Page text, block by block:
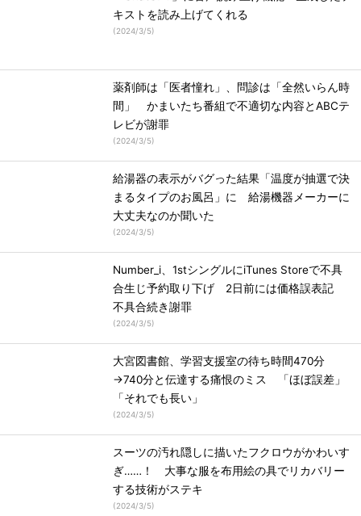
キストを読み上げてくれる
(2024/3/5)
薬剤師は「医者憧れ」、問診は「全然いらん時
間」 かまいたち番組で不適切な内容とABCテ
レビが謝罪
(2024/3/5)
給湯器の表示がバグった結果「温度が抽選で決
まるタイプのお風呂」に 給湯機器メーカーに
大丈夫なのか聞いた
(2024/3/5)
Number_i、1stシングルにiTunes Storeで不具
合生じ予約取り下げ 2日前には価格誤表記
不具合続き謝罪
(2024/3/5)
大宮図書館、学習支援室の待ち時間470分
→740分と伝達する痛恨のミス 「ほぼ誤差」
「それでも長い」
(2024/3/5)
スーツの汚れ隠しに描いたフクロウがかわいす
ぎ……！ 大事な服を布用絵の具でリカバリー
する技術がステキ
(2024/3/5)